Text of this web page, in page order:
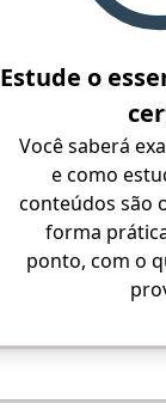
Estude o
Você saberá
e como
conteúdos são
forma
ponto, com o